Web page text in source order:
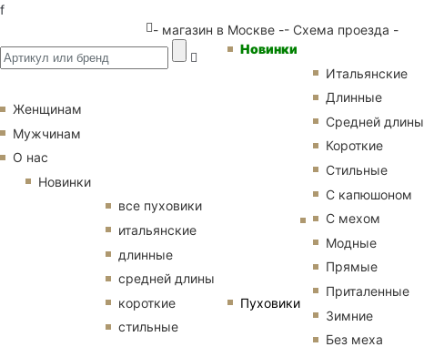
f
- магазин в Москве -- Схема проезда -
Новинки
Пуховики
Итальянские
Длинные
Средней длины
Короткие
Стильные
С капюшоном
С мехом
Модные
Прямые
Приталенные
Зимние
Без меха
Женщинам
Мужчинам
О нас
Новинки
все пуховики
итальянские
длинные
средней длины
короткие
стильные